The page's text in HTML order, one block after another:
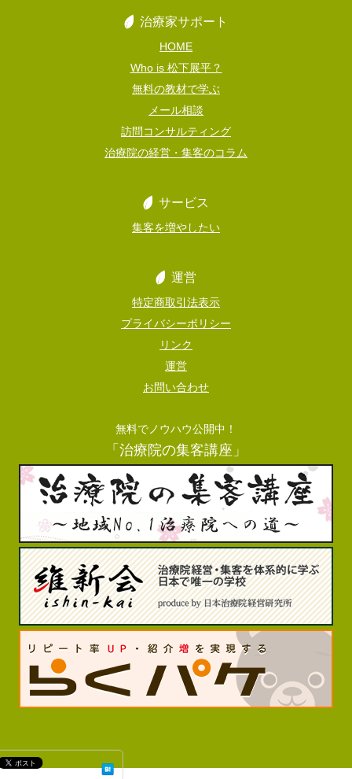
治療家サポート
HOME
Who is 松下展平？
無料の教材で学ぶ
メール相談
訪問コンサルティング
治療院の経営・集客のコラム
サービス
集客を増やしたい
運営
特定商取引法表示
プライバシーポリシー
リンク
運営
お問い合わせ